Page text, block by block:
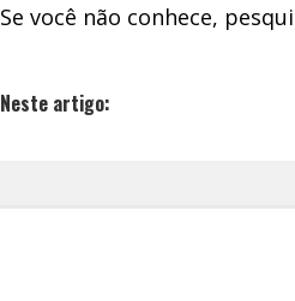
Se você não conhece,
Neste artigo: